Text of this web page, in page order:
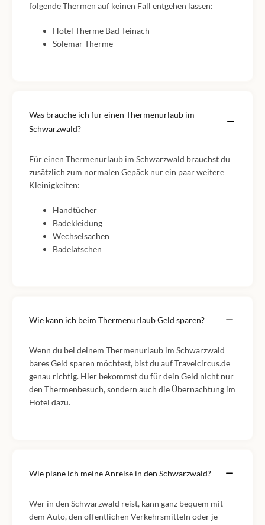
folgende Thermen auf keinen Fall entgehen lassen:
Hotel Therme Bad Teinach
Solemar Therme
Was brauche ich für einen Thermenurlaub im
Schwarzwald?
Für einen Thermenurlaub im Schwarzwald brauchst du
zusätzlich zum normalen Gepäck nur ein paar weitere
Kleinigkeiten:
Handtücher
Badekleidung
Wechselsachen
Badelatschen
Wie kann ich beim Thermenurlaub Geld sparen?
Wenn du bei deinem Thermenurlaub im Schwarzwald
bares Geld sparen möchtest, bist du auf Travelcircus.de
genau richtig. Hier bekommst du für dein Geld nicht nur
den Thermenbesuch, sondern auch die Übernachtung im
Hotel dazu.
Wie plane ich meine Anreise in den Schwarzwald?
Wer in den Schwarzwald reist, kann ganz bequem mit
dem Auto, den öffentlichen Verkehrsmitteln oder je